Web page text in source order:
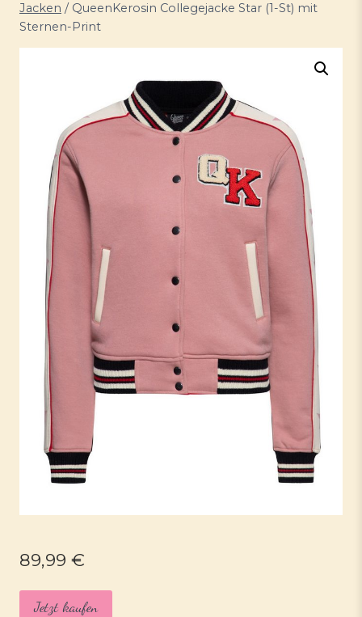
Jacken / QueenKerosin Collegejacke Star (1-St) mit
Sternen-Print
89,99 €
Jetzt kaufen